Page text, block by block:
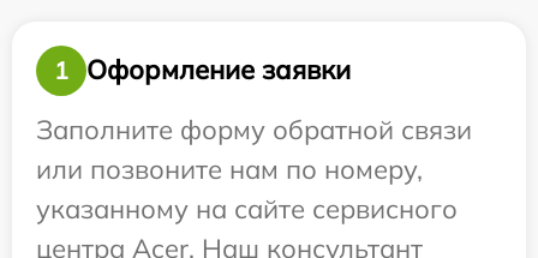
1
Оформление заявки
Заполните форму обратной связи
или позвоните нам по номеру,
указанному на сайте сервисного
центра Acer. Наш консультант